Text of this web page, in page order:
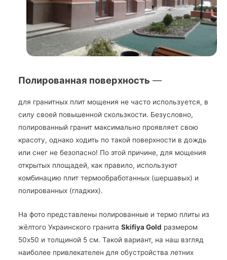
Полированная поверхность —
для гранитных плит мощения не часто используется, в
силу своей повышенной скользкости. Безусловно,
полированный гранит максимально проявляет свою
красоту, однако ходить по такой поверхности в дождь
или снег не безопасно! По этой причине, для мощения
открытых площадей, как правило, используют
комбинацию плит термообработанных (шершавых) и
полированных (гладких).
На фото представлены полированные и термо плиты из
жёлтого Украинского гранита Skifiya Gold размером
50х50 и толщиной 5 см. Такой вариант, на наш взгляд
наиболее привлекателен для обустройства летних